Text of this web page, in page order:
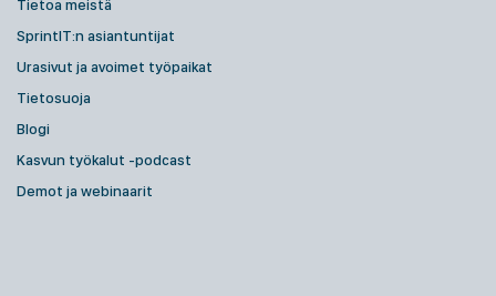
Tietoa meistä
SprintIT:n asiantuntijat
Urasivut ja avoimet työpaikat
Tietosuoja
Blogi
Kasvun työkalut -podcast
Demot ja webinaarit